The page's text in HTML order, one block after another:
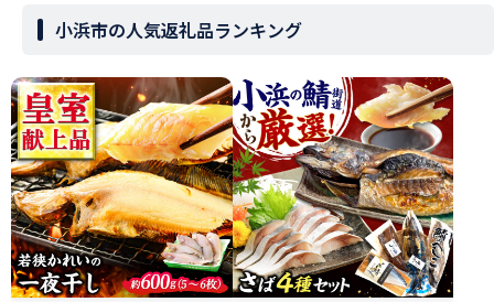
小浜市の人気返礼品ランキング